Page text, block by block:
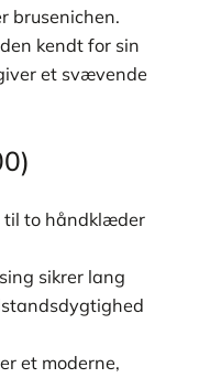
brusenichen.
kendt for sin
et svævende
til to håndklæder
sikrer lang
et moderne,